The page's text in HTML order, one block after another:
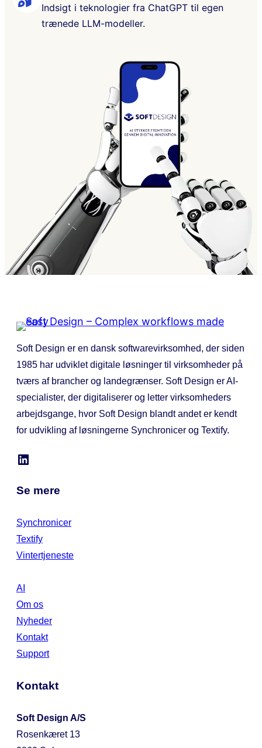
Indsigt i teknologier fra ChatGPT til egen
trænede LLM-modeller.
Soft Design er en dansk softwarevirksomhed, der siden
1985 har udviklet digitale løsninger til virksomheder på
tværs af brancher og landegrænser. Soft Design er AI-
specialister, der digitaliserer og letter virksomheders
arbejdsgange, hvor Soft Design blandt andet er kendt
for udvikling af løsningerne Synchronicer og Textify.
LinkedIn
Se mere
Synchronicer
Textify
Vintertjeneste
AI
Om os
Nyheder
Kontakt
Support
Kontakt
Soft Design A/S
Rosenkæret 13